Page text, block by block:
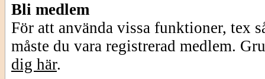
Bli medlem
För att använda vissa funktioner, tex
måste du vara registrerad medlem.
dig här.